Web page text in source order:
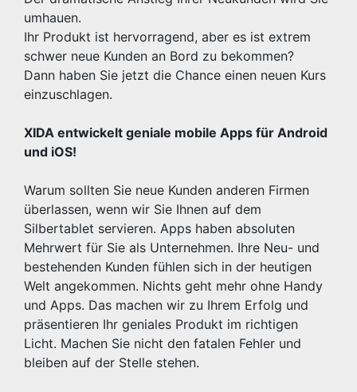
umhauen.
Ihr Produkt ist hervorragend, aber es ist extrem
schwer neue Kunden an Bord zu bekommen?
Dann haben Sie jetzt die Chance einen neuen Kurs
einzuschlagen.
XIDA entwickelt geniale mobile Apps für Android
und iOS!
Warum sollten Sie neue Kunden anderen Firmen
überlassen, wenn wir Sie Ihnen auf dem
Silbertablet servieren. Apps haben absoluten
Mehrwert für Sie als Unternehmen. Ihre Neu- und
bestehenden Kunden fühlen sich in der heutigen
Welt angekommen. Nichts geht mehr ohne Handy
und Apps. Das machen wir zu Ihrem Erfolg und
präsentieren Ihr geniales Produkt im richtigen
Licht. Machen Sie nicht den fatalen Fehler und
bleiben auf der Stelle stehen.